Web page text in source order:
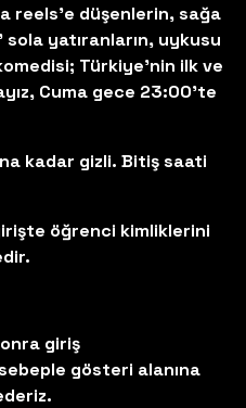
reels’e düşenlerin, sağa
sola yatıranların, uykusu
Türkiye’nin ilk ve
Cuma gece 23:00’te
kadar gizli. Bitiş saati
öğrenci kimliklerini
giriş
gösteri alanına